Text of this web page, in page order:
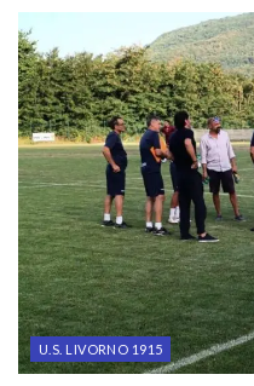
U.S. LIVORNO 1915